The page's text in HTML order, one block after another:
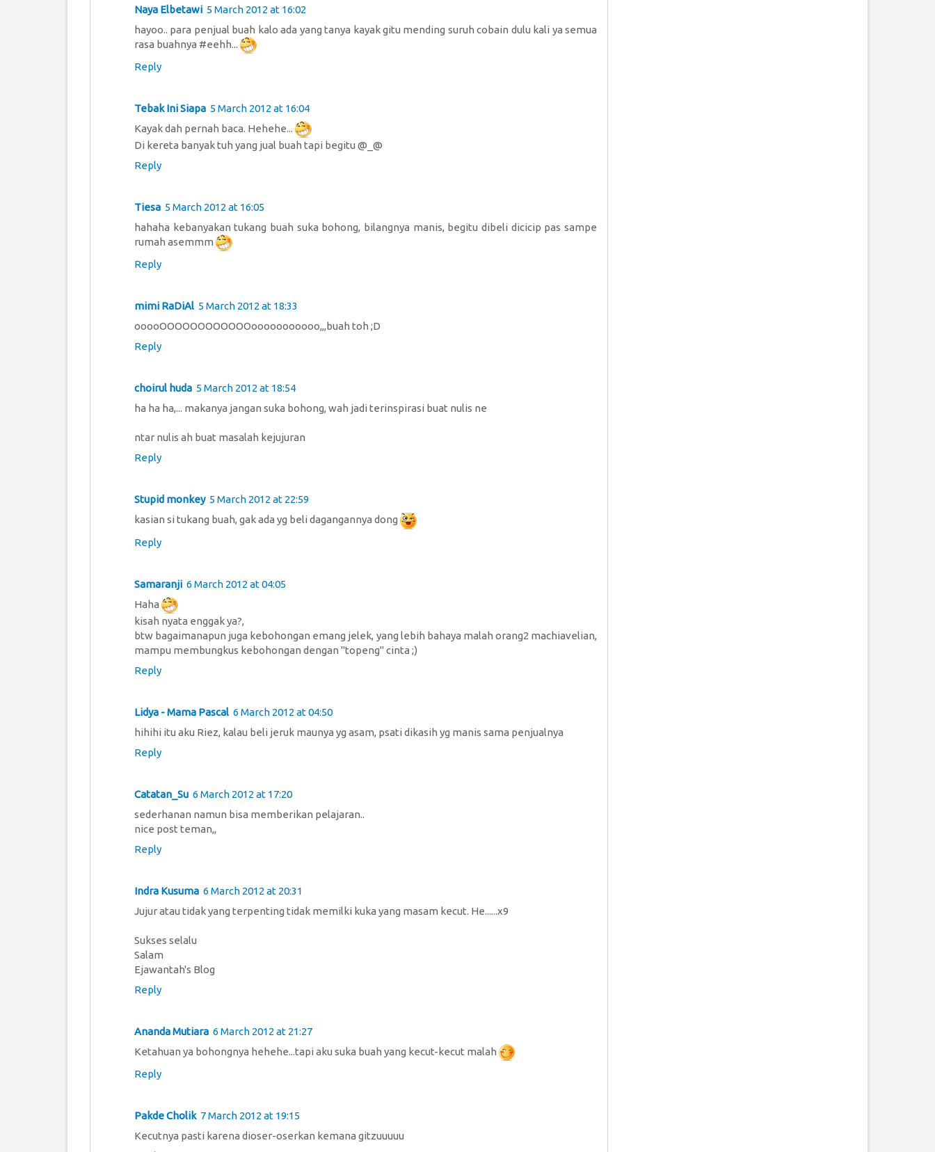
Naya Elbetawi 5 March 2012 at 16:02
hayoo.. para penjual buah kalo ada yang tanya kayak gitu mending suruh cobain dulu kali ya semua
rasa buahnya #eehh...
Reply
Tebak Ini Siapa 5 March 2012 at 16:04
Kayak dah pernah baca. Hehehe...
Di kereta banyak tuh yang jual buah tapi begitu @_@
Reply
Tiesa 5 March 2012 at 16:05
hahaha kebanyakan tukang buah suka bohong, bilangnya manis, begitu dibeli dicicip pas sampe
rumah asemmm
Reply
mimi RaDiAl 5 March 2012 at 18:33
ooooOOOOOOOOOOOOooooooooooo,,,buah toh ;D
Reply
choirul huda 5 March 2012 at 18:54
ha ha ha,... makanya jangan suka bohong, wah jadi terinspirasi buat nulis ne
ntar nulis ah buat masalah kejujuran
Reply
Stupid monkey 5 March 2012 at 22:59
kasian si tukang buah, gak ada yg beli dagangannya dong
Reply
Samaranji 6 March 2012 at 04:05
Haha
kisah nyata enggak ya?,
btw bagaimanapun juga kebohongan emang jelek, yang lebih bahaya malah orang2 machiavelian,
mampu membungkus kebohongan dengan "topeng" cinta ;)
Reply
Lidya - Mama Pascal 6 March 2012 at 04:50
hihihi itu aku Riez, kalau beli jeruk maunya yg asam, psati dikasih yg manis sama penjualnya
Reply
Catatan_Su 6 March 2012 at 17:20
sederhanan namun bisa memberikan pelajaran..
nice post teman,,
Reply
Indra Kusuma 6 March 2012 at 20:31
Jujur atau tidak yang terpenting tidak memilki kuka yang masam kecut. He......x9
Sukses selalu
Salam
Ejawantah's Blog
Reply
Ananda Mutiara 6 March 2012 at 21:27
Ketahuan ya bohongnya hehehe...tapi aku suka buah yang kecut-kecut malah
Reply
Pakde Cholik 7 March 2012 at 19:15
Kecutnya pasti karena dioser-oserkan kemana gitzuuuuu